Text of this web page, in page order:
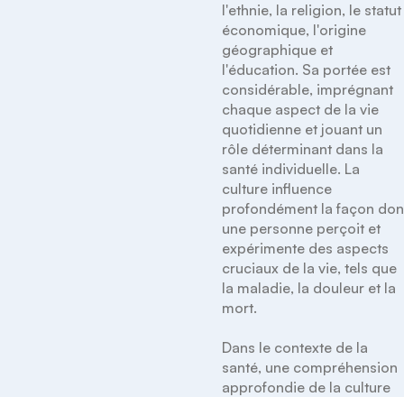
l'ethnie, la religion, le statut
économique, l'origine
géographique et
l'éducation. Sa portée est
considérable, imprégnant
chaque aspect de la vie
quotidienne et jouant un
rôle déterminant dans la
santé individuelle. La
culture influence
profondément la façon
une personne perçoit et
expérimente des aspects
cruciaux de la vie, tels que
la maladie, la douleur et la
mort.
Dans le contexte de la
santé, une compréhension
approfondie de la culture